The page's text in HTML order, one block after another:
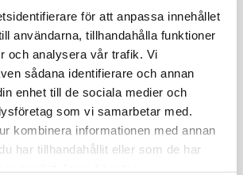
för att anpassa innehållet
användarna, tillhandahålla funktioner
och analysera vår trafik. Vi
sådana identifierare och annan
enhet till de sociala medier och
som vi samarbetar med.
kombinera informationen med annan
har tillhandahållit eller som de har
PRO 10kg
Art nr:
Rek: 1 999,00 kr
Mythic 70`s Rouge 5 kg
Art nr: